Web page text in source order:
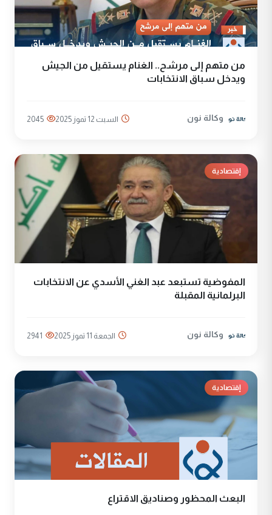
من متهم إلى مرشح.. الغنام يستقيل من الجيش
ويدخل سباق الانتخابات
وكالة نون السبت 12 تموز 2025 2045
إقتصادية
المفوضية تستبعد عبد الغني الأسدي عن الانتخابات
البرلمانية المقبلة
وكالة نون الجمعة 11 تموز 2025 2941
إقتصادية
البعث المحظور وصناديق الاقتراع